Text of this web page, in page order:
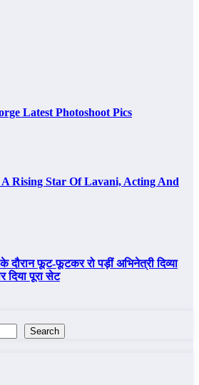
Latest Photoshoot Pics
Rising Star Of Lavani, Acting And
दौरान फूट-फूटकर रो पड़ीं अभिनेत्री दिव्या
दिया पूरा सेट
Search